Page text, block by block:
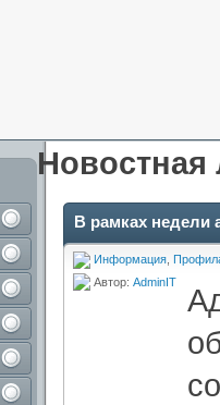
Новостная
В рамках недели
Информация
Автор: AdminIT